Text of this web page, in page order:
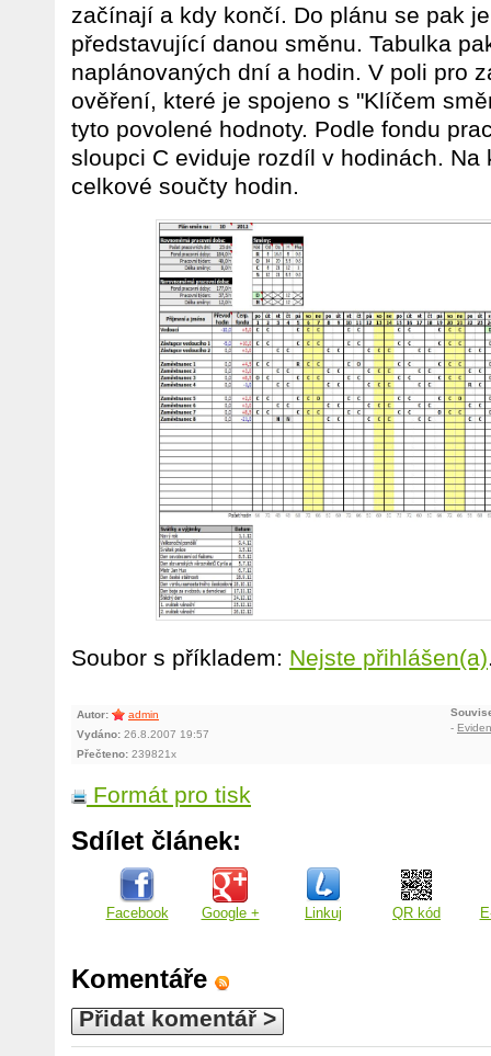
začínají a kdy končí. Do plánu se pak
představující danou směnu. Tabulka
naplánovaných dní a hodin. V poli pro
ověření, které je spojeno s "Klíčem
tyto povolené hodnoty. Podle fondu
sloupci C eviduje rozdíl v hodinách. Na
celkové součty hodin.
Soubor s příkladem: Nejste přihlášen(a)
Autor:
admin
Vydáno: 26.8.2007 19:57
Přečteno: 239821x
-
Formát pro tisk
Sdílet článek:
Facebook Google + Linkuj QR kód
Komentáře
Přidat komentář >